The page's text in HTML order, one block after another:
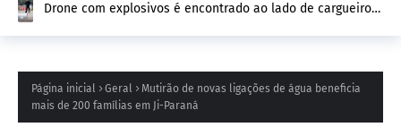
Drone com explosivos é encontrado ao lado de cargueiro
Europa
Página inicial Geral
Mutirão de novas ligações de água beneficia
mais de 200 famílias em Ji-Paraná